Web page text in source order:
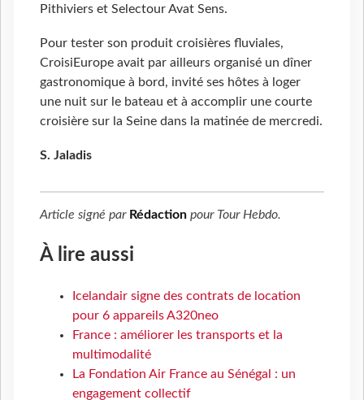
Pithiviers et Selectour Avat Sens.
Pour tester son produit croisières fluviales,
CroisiEurope avait par ailleurs organisé un dîner
gastronomique à bord, invité ses hôtes à loger
une nuit sur le bateau et à accomplir une courte
croisière sur la Seine dans la matinée de mercredi.
S. Jaladis
Article signé par Rédaction pour Tour Hebdo.
À lire aussi
Icelandair signe des contrats de location
pour 6 appareils A320neo
France : améliorer les transports et la
multimodalité
La Fondation Air France au Sénégal : un
engagement collectif